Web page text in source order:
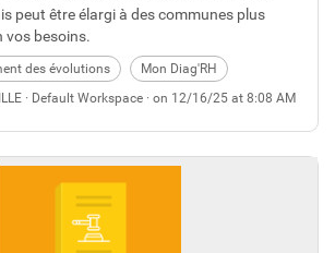
peut être élargi à des communes plus
vos besoins.
des évolutions
Mon Diag'RH
· Default Workspace · on 12/16/25 at 8:08 AM